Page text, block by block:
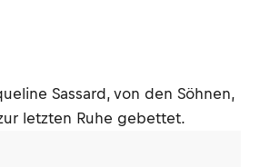
Sassard, von den Söhnen,
letzten Ruhe gebettet.